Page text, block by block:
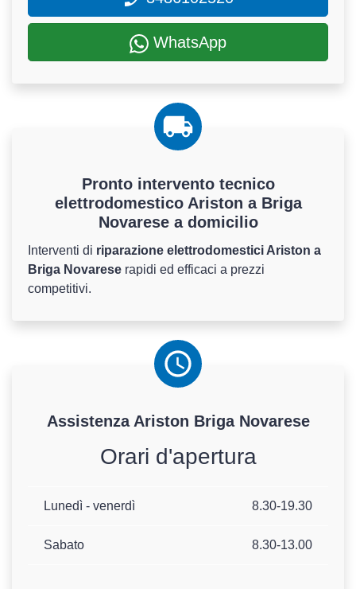
WhatsApp
Pronto intervento tecnico
elettrodomestico Ariston a Briga
Novarese a domicilio
Interventi di riparazione elettrodomestici Ariston a
Briga Novarese rapidi ed efficaci a prezzi
competitivi.
Assistenza Ariston Briga Novarese
Orari d'apertura
Lunedì - venerdì 8.30-19.30
Sabato 8.30-13.00